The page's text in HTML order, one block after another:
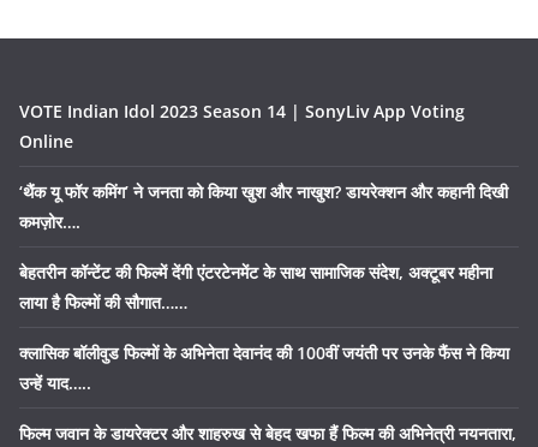
VOTE Indian Idol 2023 Season 14 | SonyLiv App Voting
Online
‘थैंक यू फॉर कमिंग’ ने जनता को किया खुश और नाखुश? डायरेक्शन और कहानी दिखी
कमज़ोर….
बेहतरीन कॉन्टेंट की फिल्में देंगी एंटरटेनमेंट के साथ सामाजिक संदेश, अक्टूबर महीना
लाया है फिल्मों की सौगात……
क्लासिक बॉलीवुड फिल्मों के अभिनेता देवानंद की 100वीं जयंती पर उनके फैंस ने किया
उन्हें याद…..
फिल्म जवान के डायरेक्टर और शाहरुख से बेहद खफा हैं फिल्म की अभिनेत्री नयनतारा,